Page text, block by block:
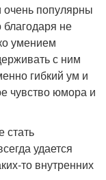
популярны
не
умением
с ним
гибкий ум и
чувство юмора и
стать
удается
то внутренних